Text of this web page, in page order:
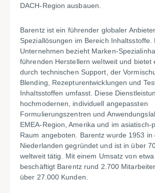
DACH-Region ausbauen.
Barentz ist ein führender globaler
Speziallösungen im Bereich Inhaltsstoffe.
Unternehmen bezieht Marken-
führenden Herstellern weltweit und bietet
durch technischen Support, der
Blending, Rezepturentwicklungen und
Inhaltsstoffen umfasst. Diese
hochmodernen, individuell angepassten
Formulierungszentren und
EMEA-Region, Amerika und im asiatisch-
Raum angeboten. Barentz wurde 1953 in
Niederlanden gegründet und ist in über
weltweit tätig. Mit einem Umsatz von
beschäftigt Barentz rund 2.700
über 27.000 Kunden.